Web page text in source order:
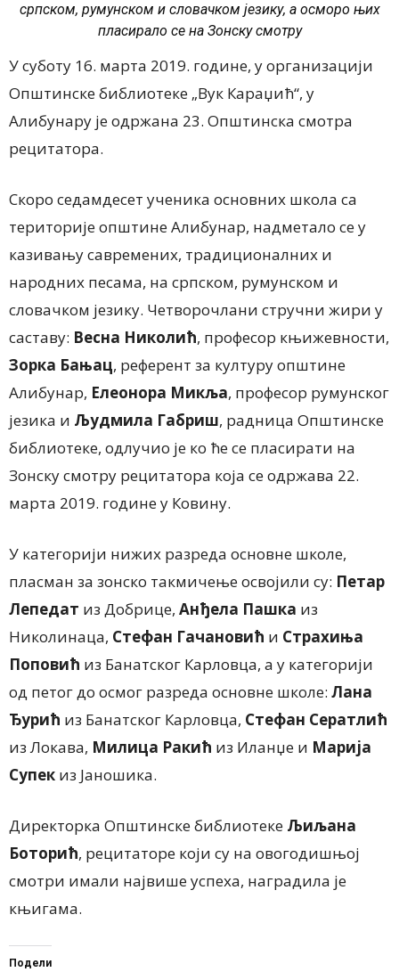
српском, румунском и словачком језику, а осморо њих
пласирало се на Зонску смотру
У суботу 16. марта 2019. године, у организацији
Општинске библиотеке „Вук Караџић“, у
Алибунару је одржана 23. Општинска смотра
рецитатора.
Скоро седамдесет ученика основних школа са
територије општине Алибунар, надметало се у
казивању савремених, традиционалних и
народних песама, на српском, румунском и
словачком језику. Четворочлани стручни жири у
саставу: Весна Николић, професор књижевности,
Зорка Бањац, референт за културу општине
Алибунар, Елеонора Микља, професор румунског
језика и Људмила Габриш, радница Општинске
библиотеке, одлучио је ко ће се пласирати на
Зонску смотру рецитатора која се одржава 22.
марта 2019. године у Ковину.
У категорији нижих разреда основне школе,
пласман за зонско такмичење освојили су: Петар
Лепедат из Добрице, Анђела Пашка из
Николинаца, Стефан Гачановић и Страхиња
Поповић из Банатског Карловца, а у категорији
од петог до осмог разреда основне школе: Лана
Ђурић из Банатског Карловца, Стефан Сератлић
из Локава, Милица Ракић из Иланџе и Марија
Супек из Јаношика.
Директорка Општинске библиотеке Љиљана
Боторић, рецитаторе који су на овогодишњој
смотри имали највише успеха, наградила је
књигама.
Подели